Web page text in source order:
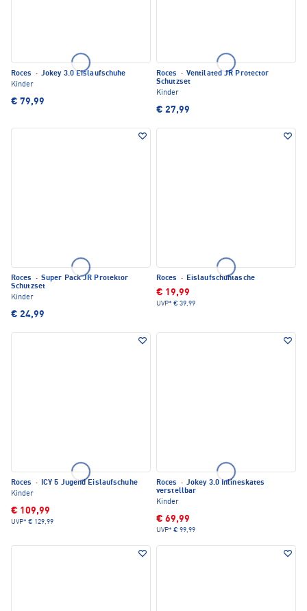
Roces · Jokey 3.0 Eislaufschuhe
Kinder
€ 79,99
Roces · Ventilated JR Protector
Schutzset
Kinder
€ 27,99
Roces · Super Pack JR Protektor
Schutzset
Kinder
€ 24,99
Roces · Eislaufschuhtasche
€ 19,99
UVP* € 39,99
Roces · ICY 5 Jugend Eislaufschuhe
Kinder
€ 109,99
UVP* € 129,99
Roces · Jokey 3.0 Inlineskates
verstellbar
Kinder
€ 69,99
UVP* € 99,99